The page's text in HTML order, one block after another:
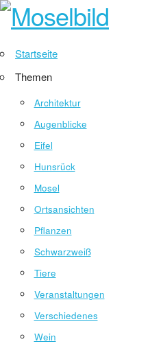
Startseite
Themen
Architektur
Augenblicke
Eifel
Hunsrück
Mosel
Ortsansichten
Pflanzen
Schwarzweiß
Tiere
Veranstaltungen
Verschiedenes
Wein